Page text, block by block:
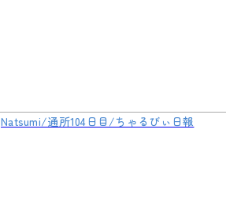
Natsumi/通所104日目/ちゃるびぃ日報